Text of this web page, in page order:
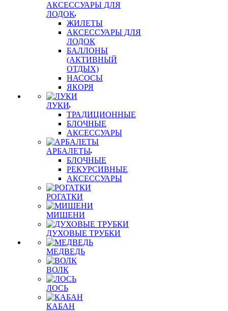
АКСЕССУАРЫ ДЛЯ
ЛОДОК
ЖИЛЕТЫ
АКСЕССУАРЫ ДЛЯ
ЛОДОК
БАЛЛОНЫ
(АКТИВНЫЙ
ОТДЫХ)
НАСОСЫ
ЯКОРЯ
ЛУКИ
ТРАДИЦИОННЫЕ
БЛОЧНЫЕ
АКСЕССУАРЫ
АРБАЛЕТЫ
БЛОЧНЫЕ
РЕКУРСИВНЫЕ
АКСЕССУАРЫ
РОГАТКИ
МИШЕНИ
ДУХОВЫЕ ТРУБКИ
МЕДВЕДЬ
ВОЛК
ЛОСЬ
КАБАН